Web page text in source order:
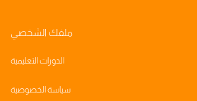
ملفك الشخصي
الدورات التعليمية
سياسة الخصوصية